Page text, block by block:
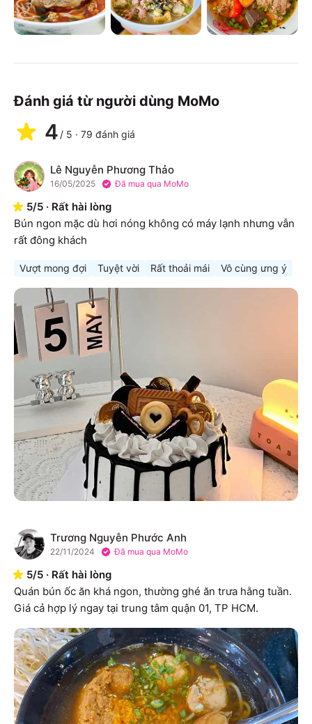
Đánh giá từ người dùng MoMo
4 / 5 · 79 đánh giá
L Lê Nguyễn Phương Thảo
16/05/2025 Đã mua qua MoMo
5/5 · Rất hài lòng
Bún ngon mặc dù hơi nóng không có máy lạnh nhưng vẫn
rất đông khách
Vượt mong đợi Tuyệt vời Rất thoải mái Vô cùng ưng ý
T Trương Nguyễn Phước Anh
22/11/2024 Đã mua qua MoMo
5/5 · Rất hài lòng
Quán bún ốc ăn khá ngon, thường ghé ăn trưa hằng tuần.
Giá cả hợp lý ngay tại trung tâm quận 01, TP HCM.